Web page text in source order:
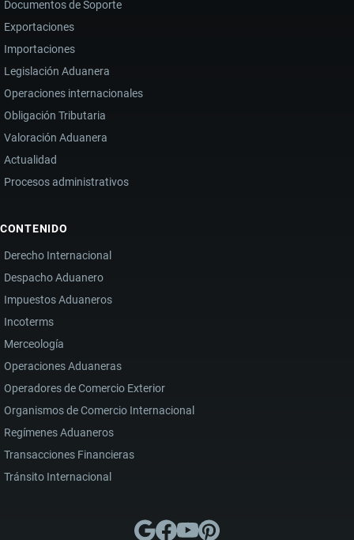
Documentos de Soporte
Exportaciones
Importaciones
Legislación Aduanera
Operaciones internacionales
Obligación Tributaria
Valoración Aduanera
Actualidad
Procesos administrativos
CONTENIDO
Derecho Internacional
Despacho Aduanero
Impuestos Aduaneros
Incoterms
Merceología
Operaciones Aduaneras
Operadores de Comercio Exterior
Organismos de Comercio Internacional
Regímenes Aduaneros
Transacciones Financieras
Tránsito Internacional